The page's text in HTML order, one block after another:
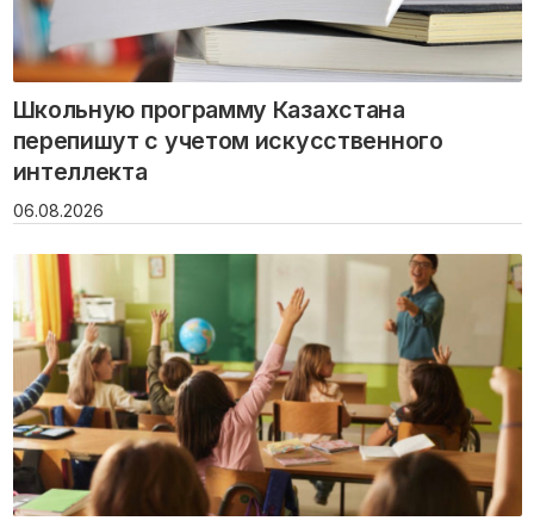
Школьную программу Казахстана
перепишут с учетом искусственного
интеллекта
06.08.2026